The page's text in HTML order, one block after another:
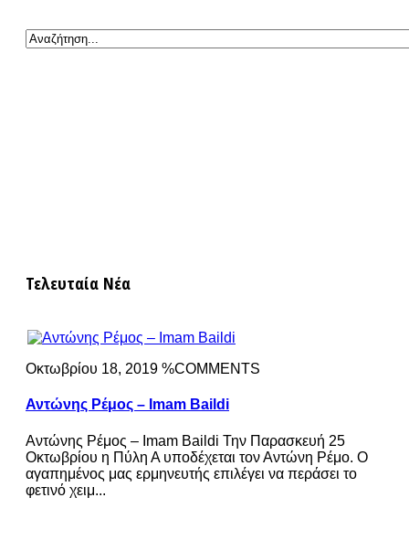
Τελευταία Νέα
Οκτωβρίου 18, 2019 %COMMENTS
Αντώνης Ρέμος – Imam Baildi
Αντώνης Ρέμος – Imam Baildi Την Παρασκευή 25
Οκτωβρίου η Πύλη Α υποδέχεται τον Αντώνη Ρέμο. Ο
αγαπημένος μας ερμηνευτής επιλέγει να περάσει το
φετινό χειμ...